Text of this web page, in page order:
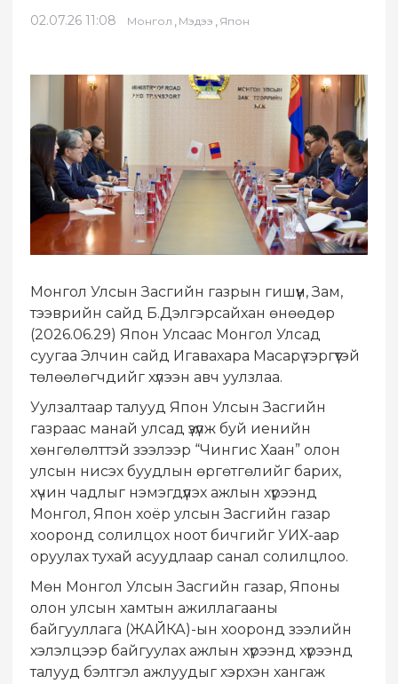
02.07.26 11:08 Монгол , Мэдээ , Япон
Монгол Улсын Засгийн газрын гишүүн, Зам,
тээврийн сайд Б.Дэлгэрсайхан өнөөдөр
(2026.06.29) Япон Улсаас Монгол Улсад
суугаа Элчин сайд Игавахара Масарү тэргүүтэй
төлөөлөгчдийг хүлээн авч уулзлаа.
Уулзалтаар талууд Япон Улсын Засгийн
газраас манай улсад үзүүлж буй иенийн
хөнгөлөлттэй зээлээр “Чингис Хаан” олон
улсын нисэх буудлын өргөтгөлийг барих,
хүчин чадлыг нэмэгдүүлэх ажлын хүрээнд
Монгол, Япон хоёр улсын Засгийн газар
хооронд солилцох ноот бичгийг УИХ-аар
оруулах тухай асуудлаар санал солилцлоо.
Мөн Монгол Улсын Засгийн газар, Японы
олон улсын хамтын ажиллагааны
байгууллага (ЖАЙКА)-ын хооронд зээлийн
хэлэлцээр байгуулах ажлын хүрээнд хүрээнд
талууд бэлтгэл ажлуудыг хэрхэн хангаж